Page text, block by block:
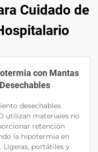
Cuidado de
con Mantas
desechables
utilizan materiales no
retención
la hipotermia en
Ligeras, portátiles y